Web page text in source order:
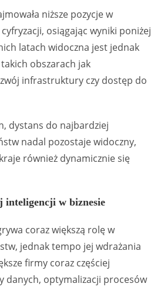
niższe pozycje w
osiągając wyniki poniżej
latach widoczna jest jednak
obszarach jak
infrastruktury czy dostęp do
dystans do najbardziej
nadal pozostaje widoczny,
również dynamicznie się
inteligencji w biznesie
coraz większą rolę w
jednak tempo jej wdrażania
firmy coraz częściej
danych, optymalizacji procesów